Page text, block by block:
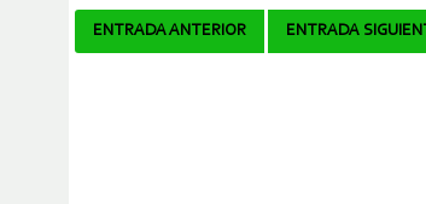
Navegador
ENTRADA ANTERIOR ENTRADA